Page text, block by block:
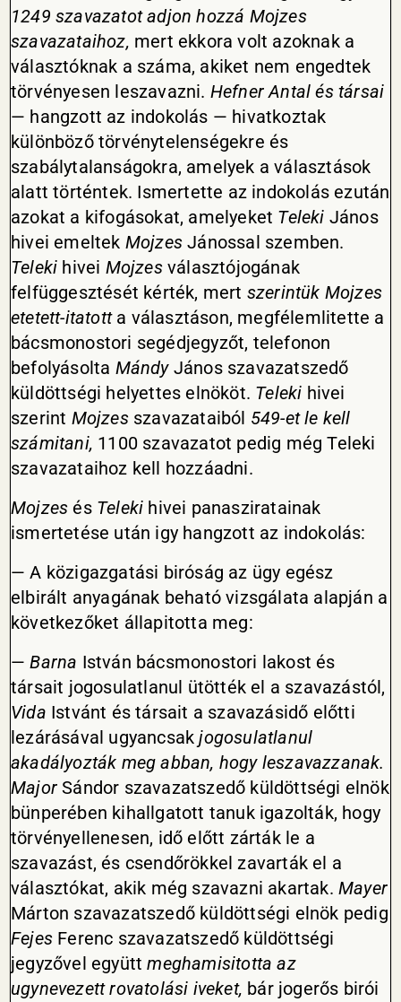
1249 szavazatot adjon hozzá Mojzes
szavazataihoz, mert ekkora volt azoknak a
választóknak a száma, akiket nem engedtek
törvényesen leszavazni. HefnerAntal és társai
— hangzott az indokolás — hivatkoztak
különböző törvénytelenségekre és
szabálytalanságokra, amelyek a választások
alatt történtek. Ismertette az indokolás ezután
azokat a kifogásokat, amelyeket Teleki János
hivei emeltek Mojzes Jánossal szemben.
Teleki hivei Mojzesválasztójogának
felfüggesztését kérték, mert szerintük Mojzes
etetett-itatotta választáson, megfélemlitette a
bácsmonostori segédjegyzőt, telefonon
befolyásolta MándyJános szavazatszedő
küldöttségi helyettes elnököt. Teleki hivei
szerint Mojzesszavazataiból 549-et le kell
számitani, 1100 szavazatot pedig még Teleki
szavazataihoz kell hozzáadni.
Mojzes és Teleki hivei panasziratainak
ismertetése után igy hangzott az indokolás:
— A közigazgatási biróság az ügy egész
elbirált anyagának beható vizsgálata alapján a
következőket állapitotta meg:
—Barna István bácsmonostori lakost és
társait jogosulatlanul ütötték el a szavazástól,
Vida Istvánt és társait a szavazásidő előtti
lezárásával ugyancsakjogosulatlanul
akadályozták meg abban, hogy leszavazzanak.
Major Sándor szavazatszedő küldöttségi elnök
bünperében kihallgatott tanuk igazolták, hogy
törvényellenesen, idő előtt zárták le a
szavazást, és csendőrökkel zavarták el a
választókat, akik még szavazni akartak.Mayer
Márton szavazatszedő küldöttségi elnök pedig
Fejes Ferenc szavazatszedő küldöttségi
jegyzővel együttmeghamisitotta az
ugynevezett rovatolási iveket, bár jogerős birói